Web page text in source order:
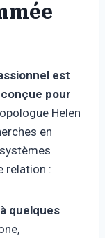
est
pour
Helen
en
relation :
quelques